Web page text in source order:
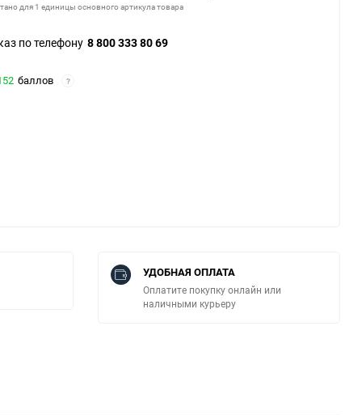
для 1 единицы основного артикула товара
по телефону 8 800 333 80 69
баллов ?
УДОБНАЯ ОПЛАТА
Оплатите покупку онлайн или
наличными курьеру